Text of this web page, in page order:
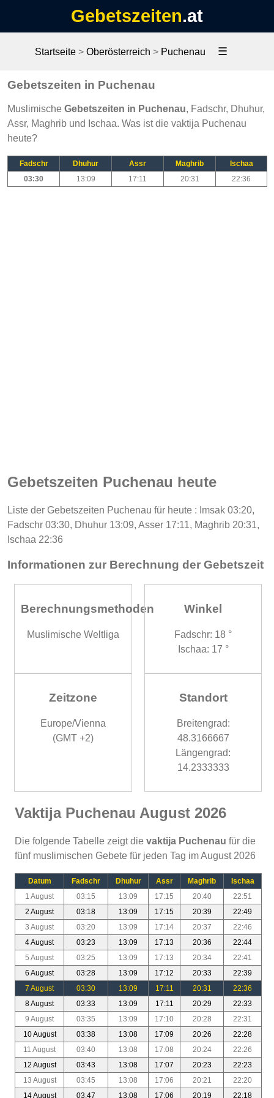
Gebetszeiten.at
Startseite> Oberösterreich > Puchenau ☰
Gebetszeiten in Puchenau
Muslimische Gebetszeiten in Puchenau, Fadschr, Dhuhur,
Assr, Maghrib und Ischaa. Was ist die vaktija Puchenau
heute?
Fadschr Dhuhur Assr Maghrib
Ischaa
03:30
13:09 17:11 20:31 22:36
Gebetszeiten Puchenau heute
Liste der Gebetszeiten Puchenau für heute : Imsak 03:20,
Fadschr 03:30, Dhuhur 13:09, Asser 17:11, Maghrib 20:31,
Ischaa 22:36
Informationen zur Berechnung der Gebetszeit
Berechnungsmethoden
Muslimische Weltliga
Winkel
Fadschr: 18 °
Ischaa: 17 °
Zeitzone
Europe/Vienna
(GMT +2)
Standort
Breitengrad:
48.3166667
Längengrad:
14.2333333
Vaktija Puchenau August 2026
Die folgende Tabelle zeigt die vaktija Puchenau für die
fünf muslimischen Gebete für jeden Tag im August 2026
Datum Fadschr Dhuhur Assr Maghrib
Ischaa
1 August
03:15 13:09 17:15 20:40
22:51
2 August
03:18 13:09 17:15 20:39
22:49
3 August
03:20 13:09 17:14 20:37
22:46
4 August
03:23 13:09 17:13 20:36
22:44
5 August
03:25 13:09 17:13 20:34
22:41
6 August
03:28 13:09 17:12 20:33
22:39
7 August
03:30 13:09 17:11 20:31
22:36
8 August
03:33 13:09 17:11 20:29
22:33
9 August
03:35 13:09 17:10 20:28
22:31
10 August
03:38 13:08 17:09 20:26
22:28
11 August
03:40 13:08 17:08 20:24
22:26
12 August
03:43 13:08 17:07 20:23
22:23
13 August
03:45 13:08 17:06 20:21
22:20
14 August
03:47 13:08 17:06 20:19 22:18